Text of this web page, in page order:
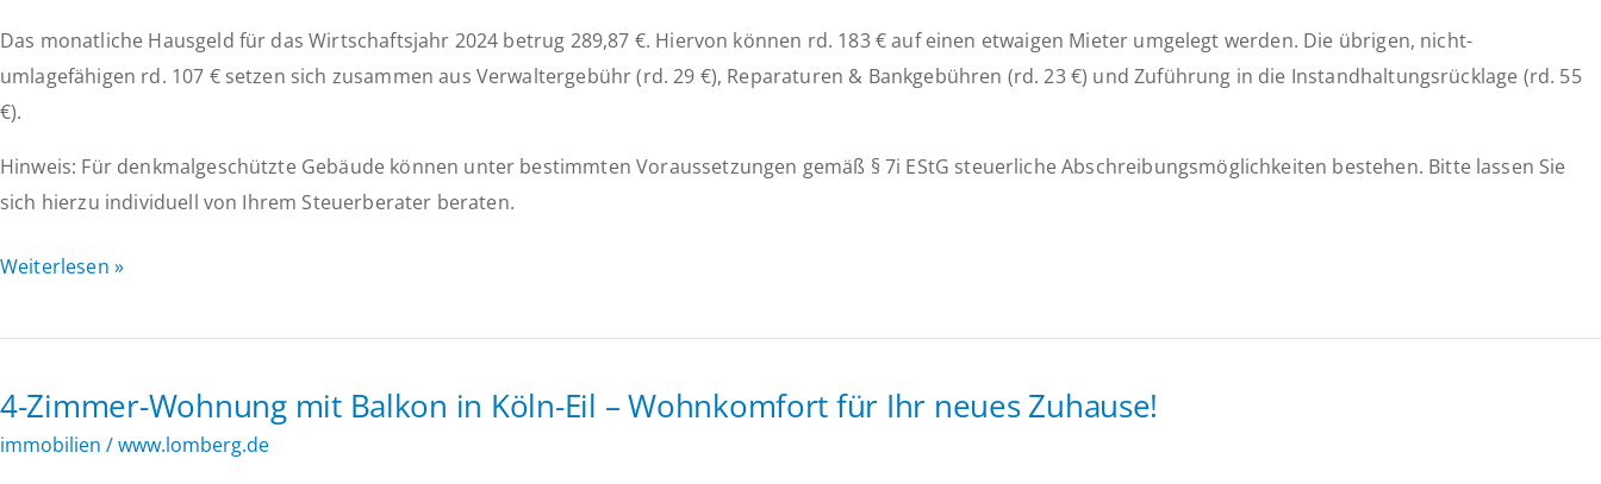
Das monatliche Hausgeld für das Wirtschaftsjahr 2024 betrug 289,87 €. Hiervon können rd. 183 € auf einen etwaigen Mieter umgelegt werden. Die übrigen, nicht-
umlagefähigen rd. 107 € setzen sich zusammen aus Verwaltergebühr (rd. 29 €), Reparaturen & Bankgebühren (rd. 23 €) und Zuführung in die Instandhaltungsrücklage (rd. 55
€).
Hinweis: Für denkmalgeschützte Gebäude können unter bestimmten Voraussetzungen gemäß § 7i EStG steuerliche Abschreibungsmöglichkeiten bestehen. Bitte lassen Sie
sich hierzu individuell von Ihrem Steuerberater beraten.
Moderne
Wohnung
Köln-
Mülheim
Weiterlesen »
4-Zimmer-Wohnung mit Balkon in Köln-Eil – Wohnkomfort für Ihr neues Zuhause!
immobilien /www.lomberg.de